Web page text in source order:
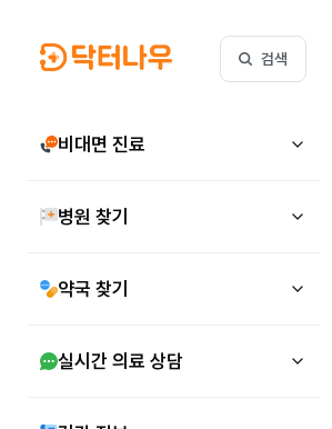
검색
비대면 진료
병원 찾기
약국 찾기
실시간 의료 상담